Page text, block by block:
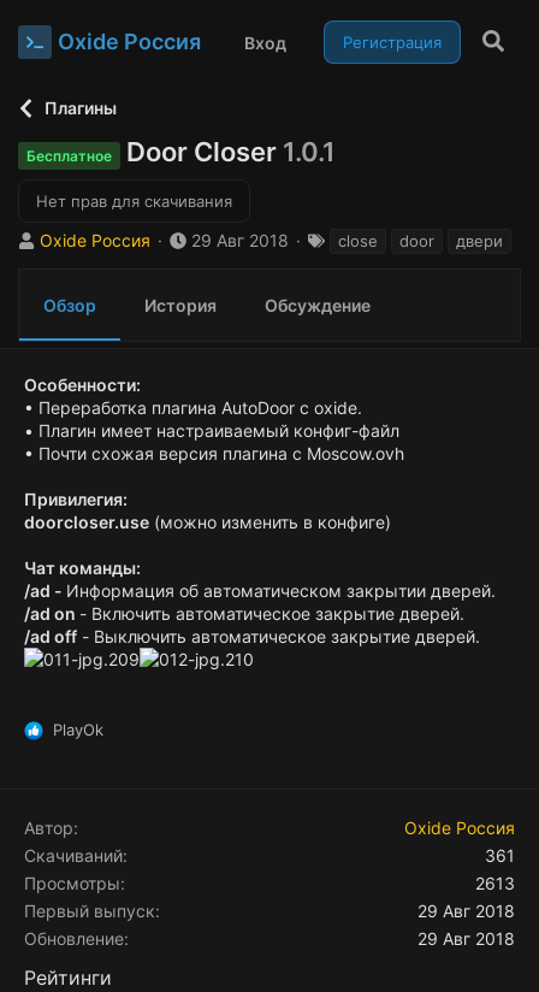
Oxide Россия Вход Регистрация
Плагины
Бесплатное Door Closer 1.0.1
Нет прав для скачивания
А
о
Oxide Россия
Д
а
д
а
н
29 Авг 2018
Т
и
close door двери
Обзор История Обсуждение
Особенности:
• Переработка плагина AutoDoor с oxide.
• Плагин имеет настраиваемый конфиг-файл
• Почти схожая версия плагина с Moscow.ovh
Привилегия:
doorcloser.use (можно изменить в конфиге)
Чат команды:
/ad - Информация об автоматическом закрытии дверей.
/ad on - Включить автоматическое закрытие дверей.
/ad off - Выключить автоматическое закрытие дверей.
Р
ц
и
:
PlayOk
Автор
Oxide Россия
Скачиваний
361
Просмотры
2613
Первый выпуск
29 Авг 2018
Обновление
29 Авг 2018
Рейтинги